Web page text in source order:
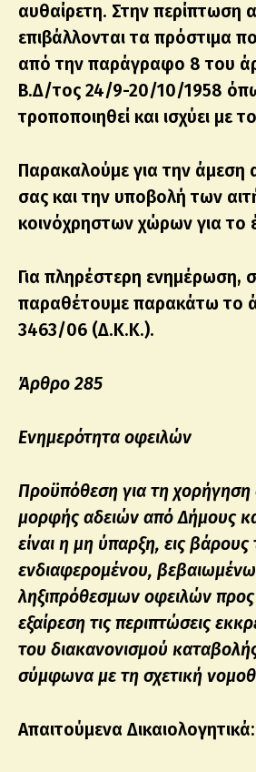
αυθαίρετη. Στην περίπτωση
επιβάλλονται τα πρόστιμα
από την παράγραφο 8 του
Β.Δ/τος 24/9-20/10/1958
τροποποιηθεί και ισχύει με
Παρακαλούμε για την άμεση
σας και την υποβολή των
κοινόχρηστων χώρων για το
Για πληρέστερη ενημέρωση,
παραθέτουμε παρακάτω το
3463/06 (Δ.Κ.Κ.).
Άρθρο 285
Ενημερότητα οφειλών
Προϋπόθεση για τη χορήγηση
μορφής αδειών από Δήμους
είναι η μη ύπαρξη, εις βάρους
ενδιαφερομένου,
ληξιπρόθεσμων οφειλών
εξαίρεση τις περιπτώσεις
του διακανονισμού
σύμφωνα με τη σχετική
Απαιτούμενα Δικαιολογητικά: